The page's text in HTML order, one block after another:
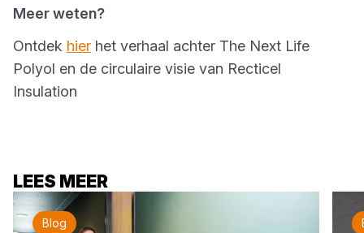
Meer weten?
Ontdek hier het verhaal achter The Next Life
Polyol en de circulaire visie van Recticel
Insulation
LEES MEER
Blog